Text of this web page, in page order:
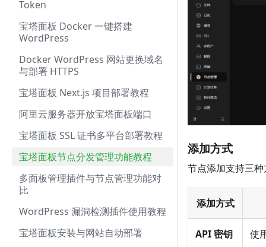
Token
宝塔面板 Docker 一键搭建
WordPress
Docker WordPress 网站更换域名
与部署 HTTPS
宝塔面板 Next.js 项目部署教程
阿里云服务器开放宝塔面板端口
宝塔面板 SSL 证书多平台部署教程
宝塔面板节点分发管理功能教程
多面板管理插件与节点管理功能对
比
WordPress 漏洞检测插件使用教程
宝塔面板安装与网站自动部署
添加方式
节点添加支持三
添加方式
API 密钥 使